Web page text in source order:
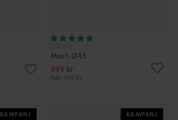
Mesh Ø45
499 kr
Rek. 969 kr
KAMPANJ KAMPANJ